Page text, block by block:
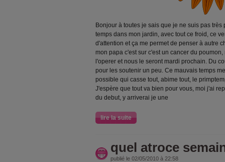
Bonjour à toutes je sais que je ne suis pas
temps dans mon jardin, avec tout ce froid, ce
d'attention et ça me permet de penser à autre
mon papa c'est sur c'est un cancer du
l'operer et nous le seront mardi prochain. Du
pour les soutenir un peu. Ce mauvais temps
possible qui casse tout, abime tout, le
J'espère que tout va bien pour vous, moi j'ai
du debut, y arriverai je une
lire la suite
quel atroce
publié le 02/05/2010 à 22:58